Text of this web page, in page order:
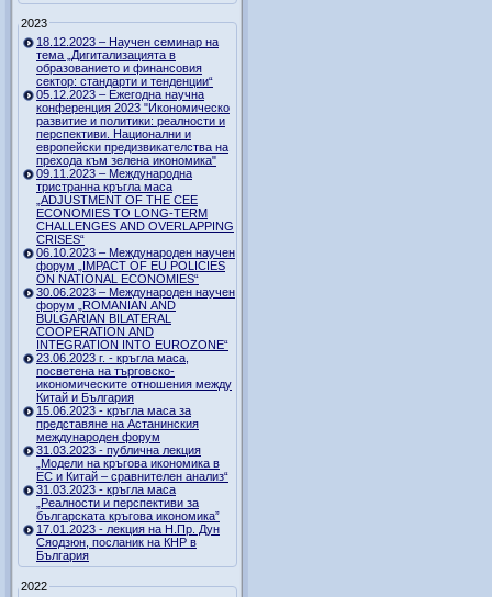
2023
18.12.2023 – Научен семинар на
тема „Дигитализацията в
образованието и финансовия
сектор: стандарти и тенденции“
05.12.2023 – Ежегодна научна
конференция 2023 "Икономическо
развитие и политики: реалности и
перспективи. Национални и
европейски предизвикателства на
прехода към зелена икономика"
09.11.2023 – Международна
тристранна кръгла маса
„ADJUSTMENT OF THE CEE
ECONOMIES TO LONG-TERM
CHALLENGES AND OVERLAPPING
CRISES“
06.10.2023 – Международен научен
форум „IMPACT OF EU POLICIES
ON NATIONAL ECONOMIES“
30.06.2023 – Международен научен
форум „ROMANIAN AND
BULGARIAN BILATERAL
COOPERATION AND
INTEGRATION INTO EUROZONE“
23.06.2023 г. - кръгла маса,
посветена на търговско-
икономическите отношения между
Китай и България
15.06.2023 - кръгла маса за
представяне на Астанинския
международен форум
31.03.2023 - публична лекция
„Модели на кръгова икономика в
ЕС и Китай – сравнителен анализ“
31.03.2023 - кръгла маса
„Реалности и перспективи за
българската кръгова икономика”
17.01.2023 - лекция на Н.Пр. Дун
Сяодзюн, посланик на КНР в
България
2022